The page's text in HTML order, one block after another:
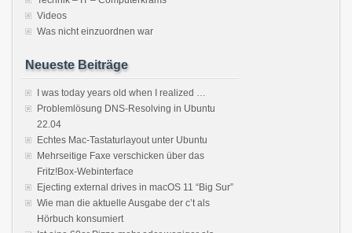
Videos
Was nicht einzuordnen war
Neueste Beiträge
I was today years old when I realized …
Problemlösung DNS-Resolving in Ubuntu
22.04
Echtes Mac-Tastaturlayout unter Ubuntu
Mehrseitige Faxe verschicken über das
Fritz!Box-Webinterface
Ejecting external drives in macOS 11 “Big Sur”
Wie man die aktuelle Ausgabe der c’t als
Hörbuch konsumiert